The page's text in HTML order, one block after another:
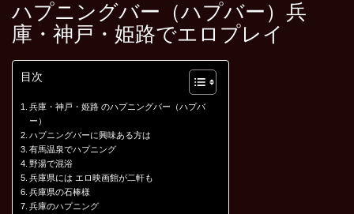
ハプニングバー（ハプバー）兵
庫・神戸・姫路でエロプレイ
目次
兵庫・神戸・姫路 のハプニングバー（ハプバ
ー）
ハプニングバーに興味ある方は
有馬温泉でハプニング
野湯で混浴
兵庫県には エロ映画館が二軒も
兵庫県の石棒様
兵庫のハプニング